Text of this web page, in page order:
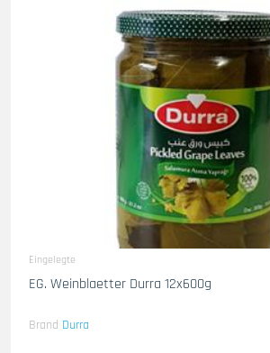
Eingelegte
EG. Weinblaetter Durra 12x600g
Brand Durra